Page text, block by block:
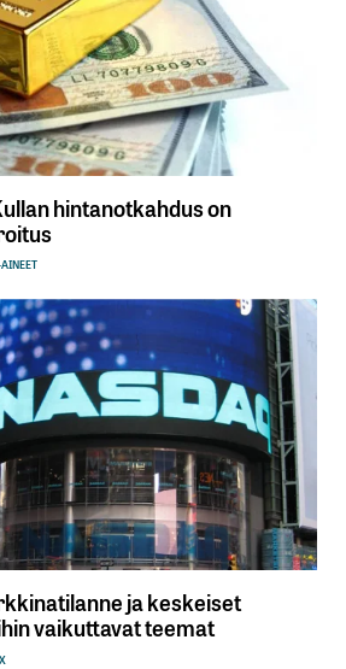
hintanotkahdus on
ja keskeiset
vaikuttavat teemat